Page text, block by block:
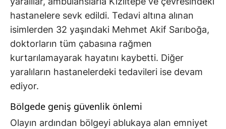
hastanelere sevk edildi. Tedavi altına alınan
isimlerden 32 yaşındaki Mehmet Akif Sarıboğa,
doktorların tüm çabasına rağmen
kurtarılamayarak hayatını kaybetti. Diğer
yaralıların hastanelerdeki tedavileri ise devam
ediyor.
Bölgede geniş güvenlik önlemi
Olayın ardından bölgeyi ablukaya alan emniyet